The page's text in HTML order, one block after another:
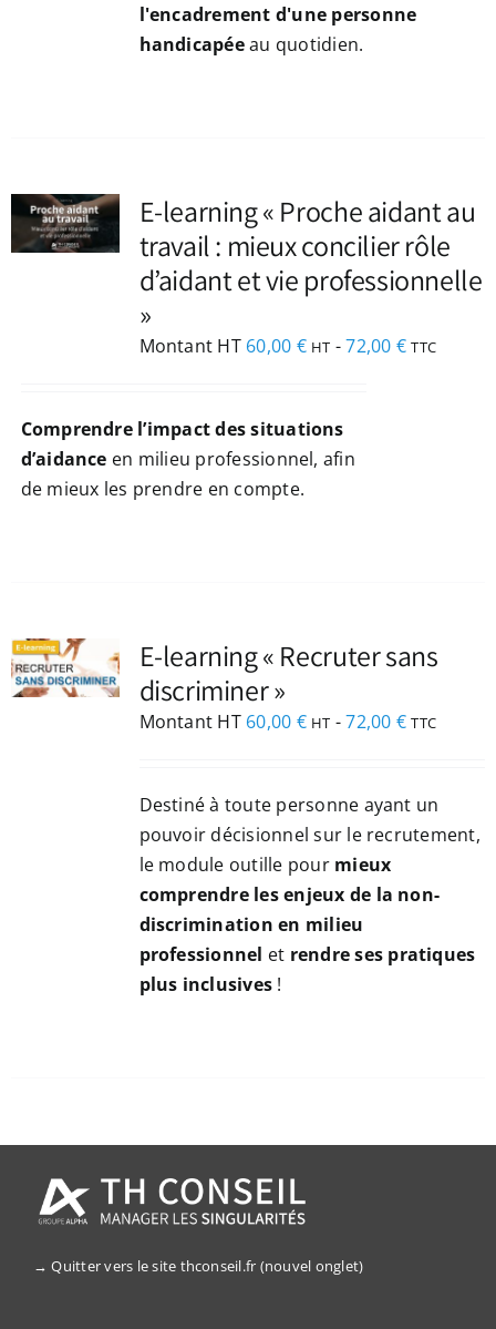
l'encadrement d'une personne
handicapéeau quotidien.
E-learning « Proche aidant au
travail : mieux concilier rôle
d’aidant et vie professionnelle
»
Montant HT 60,00 € HT -72,00 € TTC
Comprendre l’impact des situations
d’aidance en milieu professionnel, afin
de mieux les prendre en compte.
E-learning « Recruter sans
discriminer »
Montant HT 60,00 € HT -72,00 € TTC
Destiné à toute personne ayant un
pouvoir décisionnel sur le recrutement,
le module outille pour mieux
comprendre les enjeux de la non-
discrimination en milieu
professionnel et rendre ses pratiques
plus inclusives !
→ Quitter vers le site thconseil.fr (nouvel onglet)